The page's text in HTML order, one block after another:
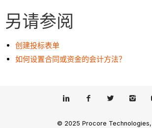
另请参阅
创建投标表单
如何设置合同或资金的会计方法？
© 2025 Procore Technologies,